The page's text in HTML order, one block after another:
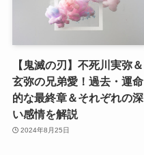
【鬼滅の刃】不死川実弥＆
玄弥の兄弟愛！過去・運命
的な最終章＆それぞれの深
い感情を解説
2024年8月25日